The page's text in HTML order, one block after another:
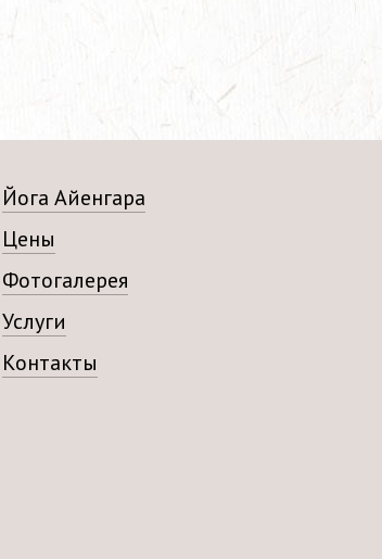
Йога Айенгара
Цены
Фотогалерея
Услуги
Контакты